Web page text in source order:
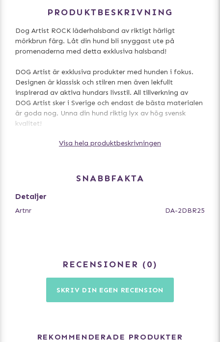
PRODUKTBESKRIVNING
Dog Artist ROCK läderhalsband av riktigt härligt
mörkbrun färg. Låt din hund bli snyggast ute på
promenaderna med detta exklusiva halsband!
DOG Artist är exklusiva produkter med hunden i fokus.
Designen är klassisk och stilren men även lekfullt
inspirerad av aktiva hundars livsstil. All tillverkning av
DOG Artist sker i Sverige och endast de bästa materialen
är goda nog. Unna din hund riktig lyx av hög svensk
kvalitet!
Storleksguide
storlek till din hund, lägg på ca 1 - 2 cm på måttet när du
Visa hela produktbeskrivningen
SNABBFAKTA
Detaljer
Artnr DA-2DBR25
RECENSIONER 0
SKRIV DIN EGEN RECENSION
REKOMMENDERADE PRODUKTER